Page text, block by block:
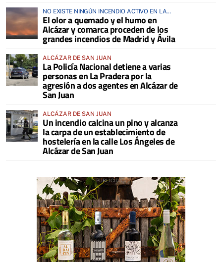
NO EXISTE NINGÚN INCENDIO ACTIVO EN LA
COMARCA
El olor a quemado y el humo en
Alcázar y comarca proceden de los
grandes incendios de Madrid y Ávila
ALCÁZAR DE SAN JUAN
La Policía Nacional detiene a varias
personas en La Pradera por la
agresión a dos agentes en Alcázar de
San Juan
ALCÁZAR DE SAN JUAN
Un incendio calcina un pino y alcanza
la carpa de un establecimiento de
hostelería en la calle Los Ángeles de
Alcázar de San Juan